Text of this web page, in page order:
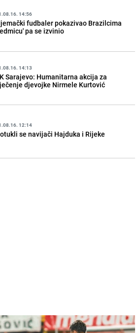
14:56
fudbaler pokazivao Brazilcima
pa se izvinio
14:13
Sarajevo: Humanitarna akcija za
djevojke Nirmele Kurtović
12:14
se navijači Hajduka i Rijeke